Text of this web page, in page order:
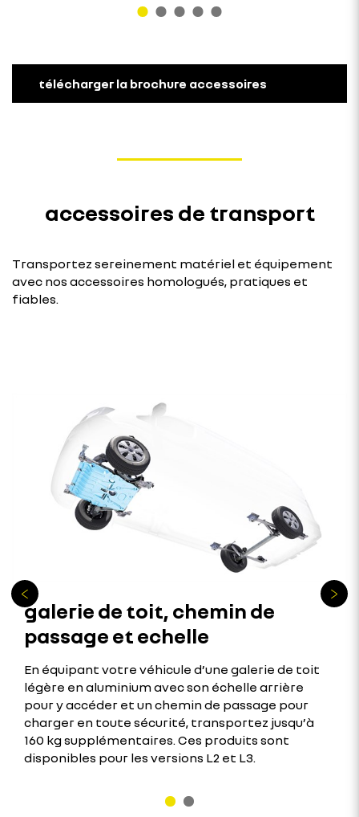
télécharger la brochure accessoires
accessoires de transport
Transportez sereinement matériel et équipement
avec nos accessoires homologués, pratiques et
fiables.
galerie de toit, chemin de
passage et echelle
En équipant votre véhicule d’une galerie de toit
légère en aluminium avec son échelle arrière
pour y accéder et un chemin de passage pour
charger en toute sécurité, transportez jusqu’à
160 kg supplémentaires. Ces produits sont
disponibles pour les versions L2 et L3.